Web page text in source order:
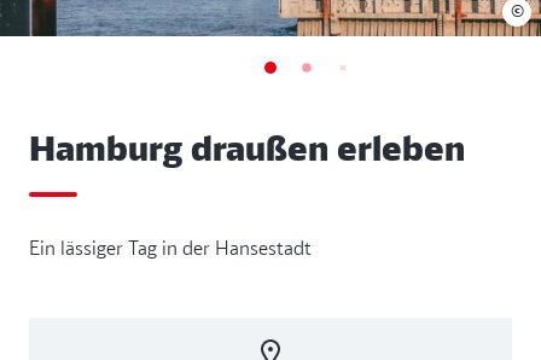
Hamburg draußen erleben
Ein lässiger Tag in der Hansestadt
©